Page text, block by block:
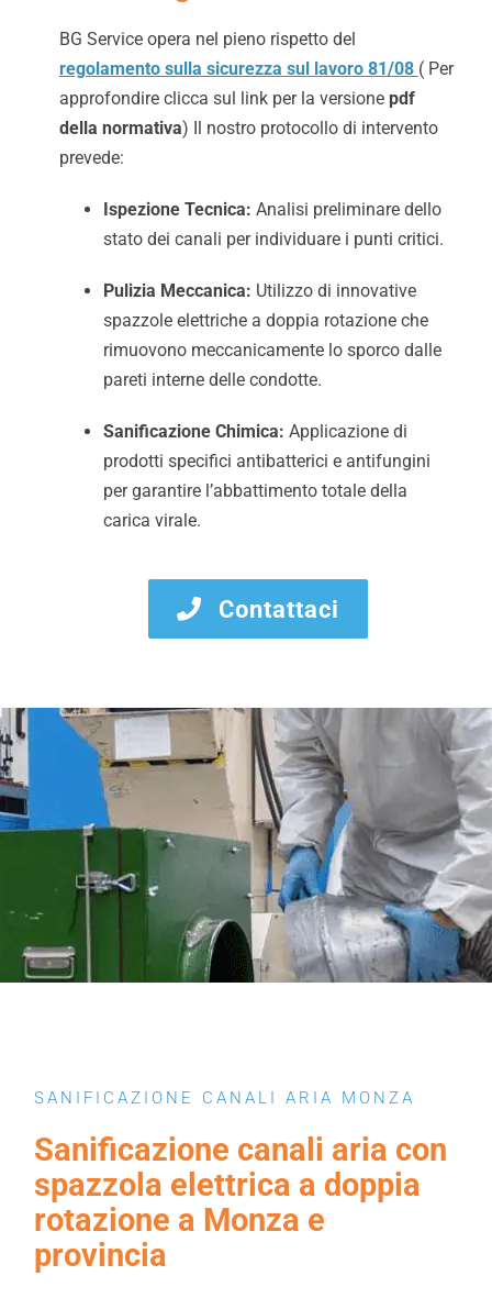
BG Service opera nel pieno rispetto del
regolamento sulla sicurezza sul lavoro 81/08 ( Per
approfondire clicca sul link per la versione pdf
della normativa) Il nostro protocollo di intervento
prevede:
Ispezione Tecnica: Analisi preliminare dello
stato dei canali per individuare i punti critici.
Pulizia Meccanica: Utilizzo di innovative
spazzole elettriche a doppia rotazione che
rimuovono meccanicamente lo sporco dalle
pareti interne delle condotte.
Sanificazione Chimica: Applicazione di
prodotti specifici antibatterici e antifungini
per garantire l’abbattimento totale della
carica virale.
Contattaci
SANIFICAZIONE CANALI ARIA MONZA
Sanificazione canali aria con
spazzola elettrica a doppia
rotazione a Monza e
provincia